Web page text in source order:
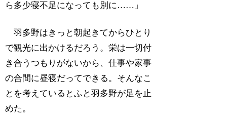
ら多少寝不足になっても別に……」
羽多野はきっと朝起きてからひとり
で観光に出かけるだろう。栄は一切付
き合うつもりがないから、仕事や家事
の合間に昼寝だってできる。そんなこ
とを考えているとふと羽多野が足を止
めた。